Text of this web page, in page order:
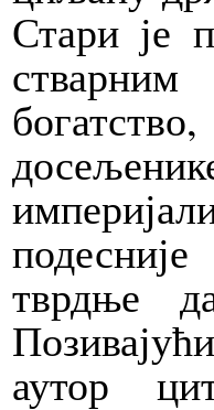
Стари је
тврдње
Позивајући
аутор